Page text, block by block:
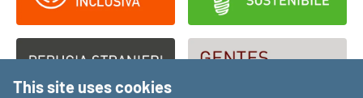
This site uses cookies